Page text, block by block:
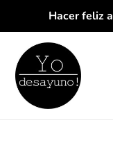
directamente
contenido
Hacer feliz